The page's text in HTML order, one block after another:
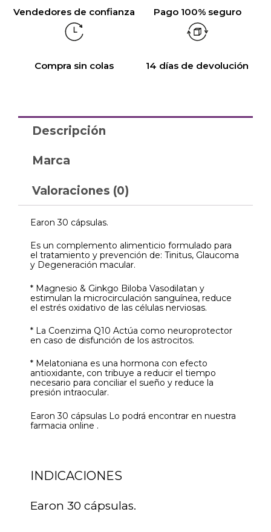
Vendedores de confianza Pago 100% seguro
Compra sin colas 14 días de devolución
Descripción
Marca
Valoraciones (0)
Earon 30 cápsulas.
Es un complemento alimenticio formulado para
el tratamiento y prevención de: Tinitus, Glaucoma
y Degeneración macular.
* Magnesio & Ginkgo Biloba Vasodilatan y
estimulan la microcirculación sanguínea, reduce
el estrés oxidativo de las células nerviosas.
* La Coenzima Q10 Actúa como neuroprotector
en caso de disfunción de los astrocitos.
* Melatoniana es una hormona con efecto
antioxidante, con tribuye a reducir el tiempo
necesario para conciliar el sueño y reduce la
presión intraocular.
Earon 30 cápsulas Lo podrá encontrar en nuestra
farmacia online .
INDICACIONES
Earon 30 cápsulas.